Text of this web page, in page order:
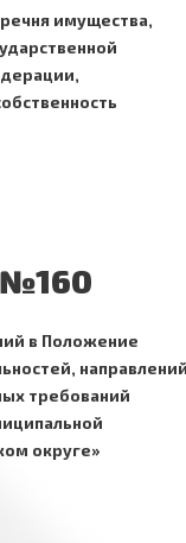
имущества,
в Положение
требований
округе»